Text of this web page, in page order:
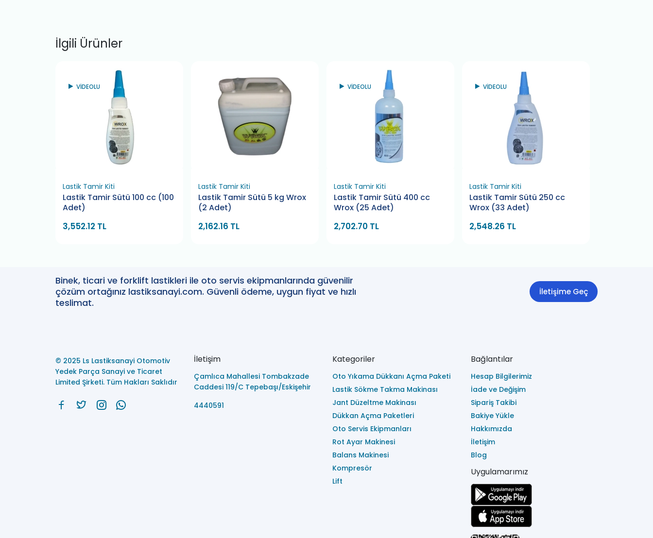
İlgili Ürünler
VİDEOLU
Lastik Tamir Kiti
Lastik Tamir Sütü 100 cc (100
Adet)
3,552.12 TL
Lastik Tamir Kiti
Lastik Tamir Sütü 5 kg Wrox
(2 Adet)
2,162.16 TL
VİDEOLU
Lastik Tamir Kiti
Lastik Tamir Sütü 400 cc
Wrox (25 Adet)
2,702.70 TL
VİDEOLU
Lastik Tamir Kiti
Lastik Tamir Sütü 250 cc
Wrox (33 Adet)
2,548.26 TL
Binek, ticari ve forklift lastikleri ile oto servis ekipmanlarında güvenilir
çözüm ortağınız lastiksanayi.com. Güvenli ödeme, uygun fiyat ve hızlı
teslimat.
İletişime Geç
© 2025 Ls Lastiksanayi Otomotiv
Yedek Parça Sanayi ve Ticaret
Limited Şirketi. Tüm Hakları Saklıdır
İletişim
Çamlıca Mahallesi Tombakzade
Caddesi 119/C Tepebaşı/Eskişehir
4440591
Kategoriler
Oto Yıkama Dükkanı Açma Paketi
Lastik Sökme Takma Makinası
Jant Düzeltme Makinası
Dükkan Açma Paketleri
Oto Servis Ekipmanları
Rot Ayar Makinesi
Balans Makinesi
Kompresör
Lift
Bağlantılar
Hesap Bilgilerimiz
İade ve Değişim
Sipariş Takibi
Bakiye Yükle
Hakkımızda
İletişim
Blog
Uygulamarımız